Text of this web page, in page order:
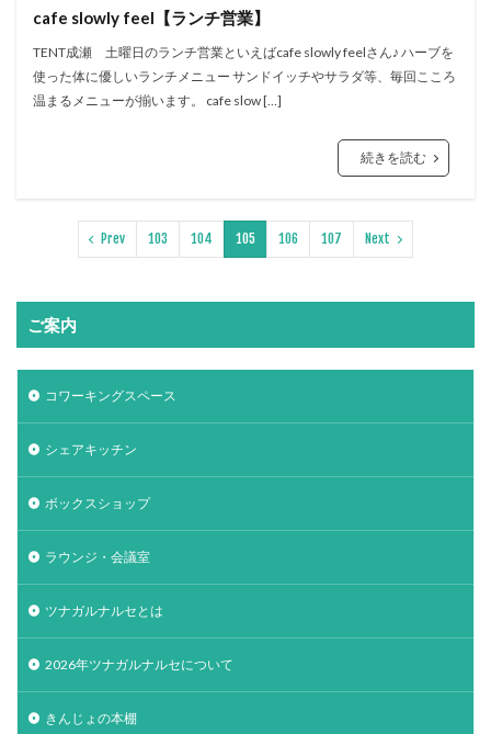
cafe slowly feel【ランチ営業】
TENT成瀬 土曜日のランチ営業といえばcafe slowly feelさん♪ ハーブを
使った体に優しいランチメニュー サンドイッチやサラダ等、毎回こころ
温まるメニューが揃います。 cafe slow […]
続きを読む
Prev 103 104 105 106 107 Next
ご案内
コワーキングスペース
シェアキッチン
ボックスショップ
ラウンジ・会議室
ツナガルナルセとは
2026年ツナガルナルセについて
きんじょの本棚